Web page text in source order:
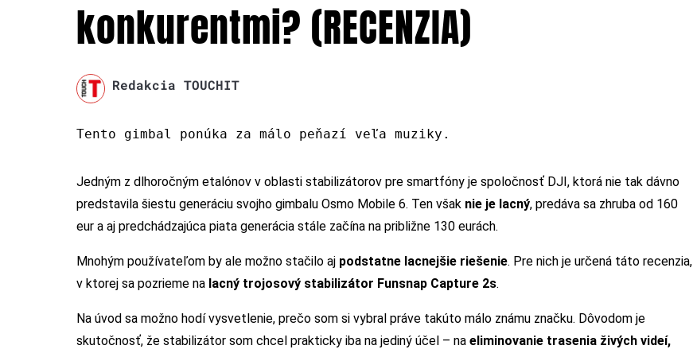
konkurentmi? (RECENZIA)
Redakcia TOUCHIT
Tento gimbal ponúka za málo peňazí veľa muziky.
Jedným z dlhoročným etalónov v oblasti stabilizátorov pre smartfóny je spoločnosť DJI, ktorá nie tak dávno
predstavila šiestu generáciu svojho gimbalu Osmo Mobile 6. Ten však nie je lacný, predáva sa zhruba od 160
eur a aj predchádzajúca piata generácia stále začína na približne 130 eurách.
Mnohým používateľom by ale možno stačilo aj podstatne lacnejšie riešenie. Pre nich je určená táto recenzia,
v ktorej sa pozrieme na lacný trojosový stabilizátor Funsnap Capture 2s.
Na úvod sa možno hodí vysvetlenie, prečo som si vybral práve takúto málo známu značku. Dôvodom je
skutočnosť, že stabilizátor som chcel prakticky iba na jediný účel – na eliminovanie trasenia živých videí,